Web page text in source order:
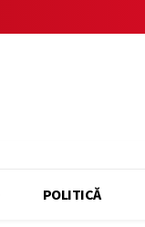
POLITICĂ